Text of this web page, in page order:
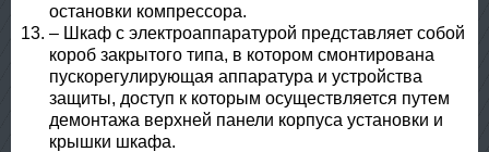
остановки компрессора.
– Шкаф с электроаппаратурой представляет собой
короб закрытого типа, в котором смонтирована
пускорегулирующая аппаратура и устройства
защиты, доступ к которым осуществляется путем
демонтажа верхней панели корпуса установки и
крышки шкафа.